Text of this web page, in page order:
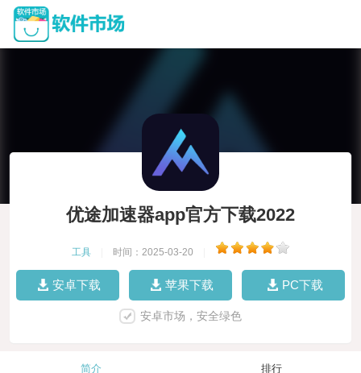
优途加速器app官方下载2022
工具 时间：2025-03-20
安卓下载 苹果下载 PC下载
安卓市场，安全绿色
简介 排行